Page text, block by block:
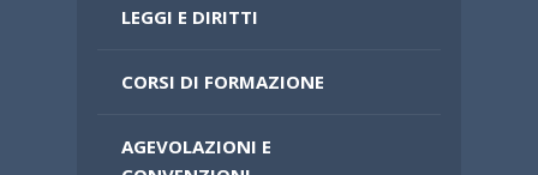
LEGGI E DIRITTI
CORSI DI FORMAZIONE
AGEVOLAZIONI E